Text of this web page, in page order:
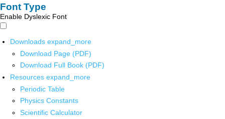
Font Type
Enable Dyslexic Font
Downloads expand_more
Download Page (PDF)
Download Full Book (PDF)
Resources expand_more
Periodic Table
Physics Constants
Scientific Calculator